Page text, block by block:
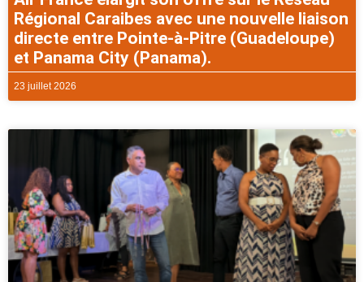
Régional Caraibes avec une nouvelle liaison
directe entre Pointe-à-Pitre (Guadeloupe)
et Panama City (Panama).
23 juillet 2026